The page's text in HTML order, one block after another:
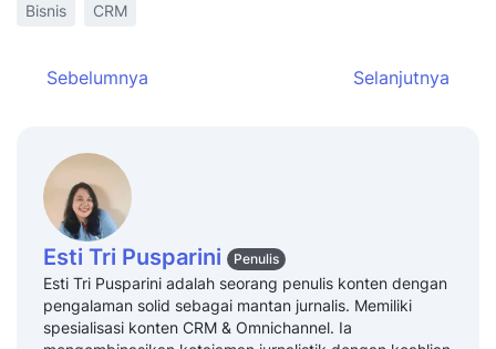
Bisnis
CRM
Sebelumnya Selanjutnya
Esti Tri Pusparini Penulis
Esti Tri Pusparini adalah seorang penulis konten dengan
pengalaman solid sebagai mantan jurnalis. Memiliki
spesialisasi konten CRM & Omnichannel. Ia